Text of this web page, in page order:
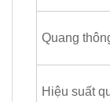
Quang
Hiệu suất